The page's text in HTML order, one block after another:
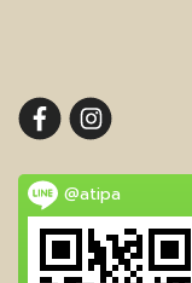
@atipa